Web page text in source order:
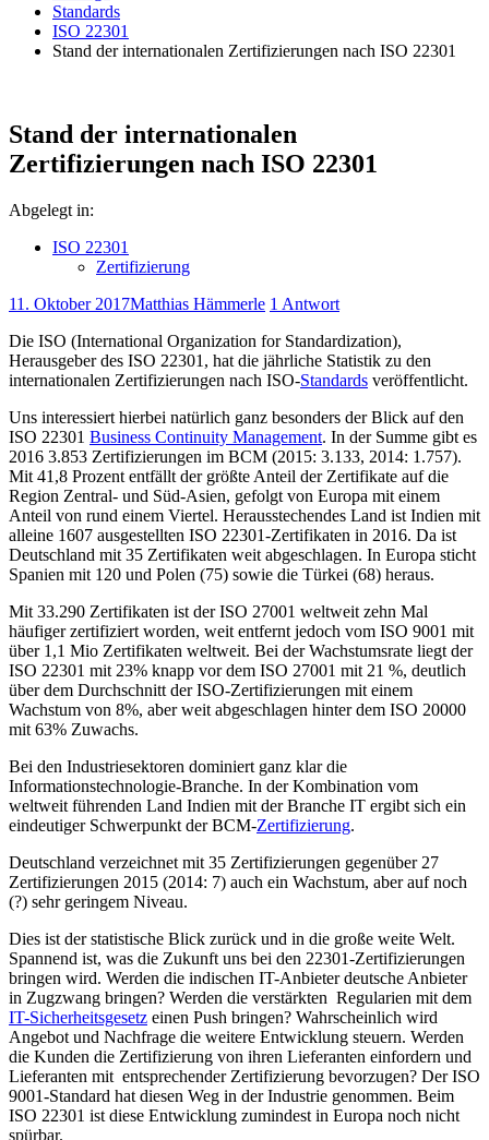
Standards
ISO 22301
Stand der internationalen Zertifizierungen nach ISO 22301
Stand der internationalen
Zertifizierungen nach ISO 22301
Abgelegt in:
ISO 22301
Zertifizierung
11. Oktober 2017Matthias Hämmerle 1 Antwort
Die ISO (International Organization for Standardization),
Herausgeber des ISO 22301, hat die jährliche Statistik zu den
internationalen Zertifizierungen nach ISO-Standards veröffentlicht.
Uns interessiert hierbei natürlich ganz besonders der Blick auf den
ISO 22301 Business Continuity Management. In der Summe gibt es
2016 3.853 Zertifizierungen im BCM (2015: 3.133, 2014: 1.757).
Mit 41,8 Prozent entfällt der größte Anteil der Zertifikate auf die
Region Zentral- und Süd-Asien, gefolgt von Europa mit einem
Anteil von rund einem Viertel. Herausstechendes Land ist Indien mit
alleine 1607 ausgestellten ISO 22301-Zertifikaten in 2016. Da ist
Deutschland mit 35 Zertifikaten weit abgeschlagen. In Europa sticht
Spanien mit 120 und Polen (75) sowie die Türkei (68) heraus.
Mit 33.290 Zertifikaten ist der ISO 27001 weltweit zehn Mal
häufiger zertifiziert worden, weit entfernt jedoch vom ISO 9001 mit
über 1,1 Mio Zertifikaten weltweit. Bei der Wachstumsrate liegt der
ISO 22301 mit 23% knapp vor dem ISO 27001 mit 21 %, deutlich
über dem Durchschnitt der ISO-Zertifizierungen mit einem
Wachstum von 8%, aber weit abgeschlagen hinter dem ISO 20000
mit 63% Zuwachs.
Bei den Industriesektoren dominiert ganz klar die
Informationstechnologie-Branche. In der Kombination vom
weltweit führenden Land Indien mit der Branche IT ergibt sich ein
eindeutiger Schwerpunkt der BCM-Zertifizierung.
Deutschland verzeichnet mit 35 Zertifizierungen gegenüber 27
Zertifizierungen 2015 (2014: 7) auch ein Wachstum, aber auf noch
(?) sehr geringem Niveau.
Dies ist der statistische Blick zurück und in die große weite Welt.
Spannend ist, was die Zukunft uns bei den 22301-Zertifizierungen
bringen wird. Werden die indischen IT-Anbieter deutsche Anbieter
in Zugzwang bringen? Werden die verstärkten Regularien mit dem
IT-Sicherheitsgesetz einen Push bringen? Wahrscheinlich wird
Angebot und Nachfrage die weitere Entwicklung steuern. Werden
die Kunden die Zertifizierung von ihren Lieferanten einfordern und
Lieferanten mit entsprechender Zertifizierung bevorzugen? Der ISO
9001-Standard hat diesen Weg in der Industrie genommen. Beim
ISO 22301 ist diese Entwicklung zumindest in Europa noch nicht
spürbar.